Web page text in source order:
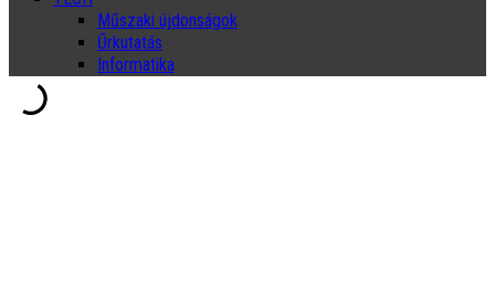
Műszaki újdonságok
Űrkutatás
Informatika